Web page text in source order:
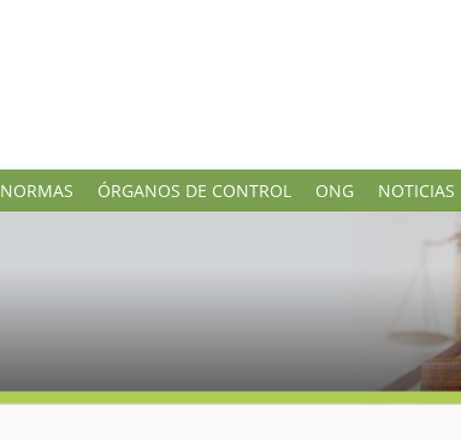
NORMAS ÓRGANOS DE CONTROL ONG NOTICIAS